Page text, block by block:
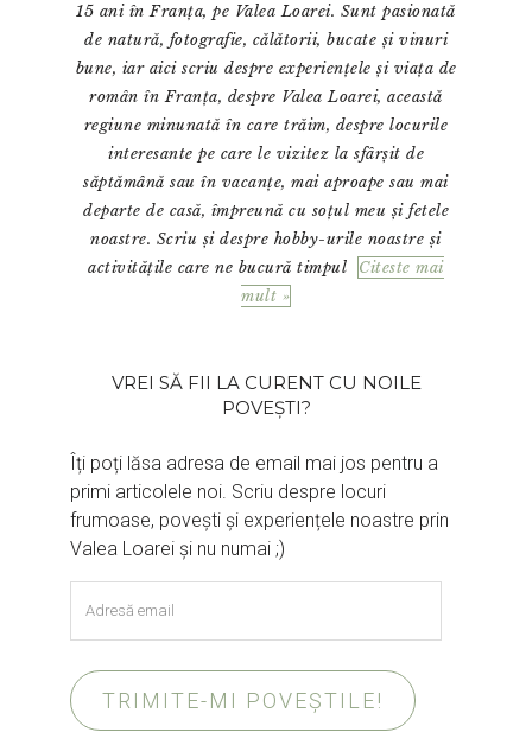
15 ani în Franța, pe Valea Loarei. Sunt pasionată
de natură, fotografie, călătorii, bucate și vinuri
bune, iar aici scriu despre experiențele și viața de
român în Franța, despre Valea Loarei, această
regiune minunată în care trăim, despre locurile
interesante pe care le vizitez la sfârșit de
săptămână sau în vacanțe, mai aproape sau mai
departe de casă, împreună cu soțul meu și fetele
noastre. Scriu și despre hobby-urile noastre și
activitățile care ne bucură timpul
Citeste mai
mult »
VREI SĂ FII LA CURENT CU NOILE
POVEȘTI?
Îți poți lăsa adresa de email mai jos pentru a
primi articolele noi. Scriu despre locuri
frumoase, povești și experiențele noastre prin
Valea Loarei și nu numai ;)
email
TRIMITE-MI POVEȘTILE!